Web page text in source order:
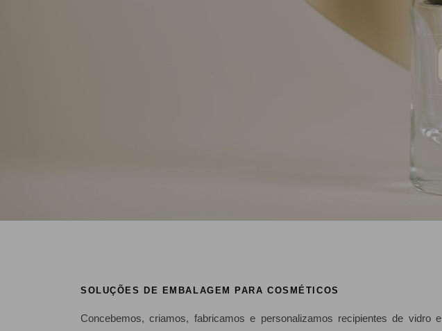
SOLUÇÕES DE EMBALAGEM PARA COSMÉTICOS
Concebemos, criamos, fabricamos e personalizamos recipientes de vidro e